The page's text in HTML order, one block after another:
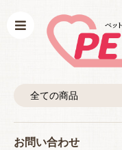
お問い合わせ